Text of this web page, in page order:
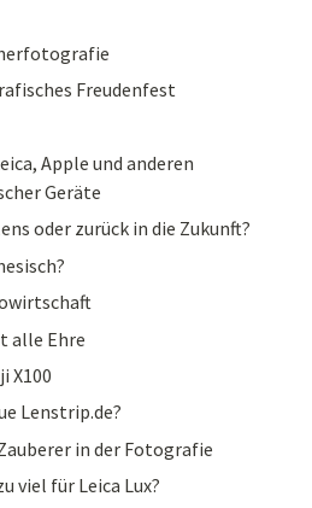
Freudenfest
Apple und anderen
Geräte
oder zurück in die Zukunft?
alle Ehre
X100
Lenstrip.de?
in der Fotografie
viel für Leica Lux?